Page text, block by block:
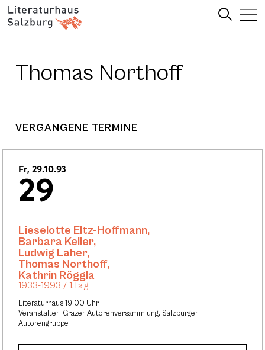
Thomas Northoff
VERGANGENE TERMINE
Fr, 29.10.93
29
Literaturhaus 19:00 Uhr
Veranstalter: Grazer Autorenversammlung, Salzburger
Autorengruppe
Lieselotte Eltz-Hoffmann,
Barbara Keller,
Ludwig Laher,
Thomas Northoff,
Kathrin Röggla
1933-1993 / 1.Tag